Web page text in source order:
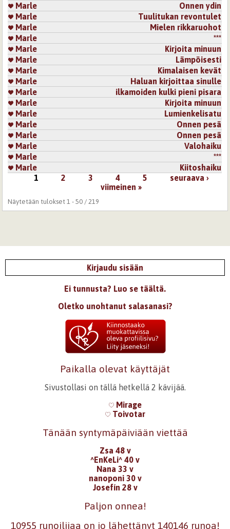
Marle
Onnen ydin
Marle
Tuulitukan revontulet
Marle
Mielen rikkaruohot
Marle
***
Marle
Kirjoita minuun
Marle
Lämpöisesti
Marle
Kimalaisen kevät
Marle
Haluan kirjoittaa sinulle
Marle
ilkamoiden kulki pieni pisara
Marle
Kirjoita minuun
Marle
Lumienkelisatu
Marle
Onnen pesä
Marle
Onnen pesä
Marle
Valohaiku
Marle
***
Marle
Kiitoshaiku
1 2 3 4 5
seuraava ›
viimeinen »
Näytetään tulokset 1 - 50 / 219
Kirjaudu sisään
Ei tunnusta? Luo se täältä.
Oletko unohtanut salasanasi?
Paikalla olevat käyttäjät
Sivustollasi on tällä hetkellä 2 kävijää.
Mirage
Toivotar
Tänään syntymäpäiviään viettää
Zsa 48 v
^EnKeLi^ 40 v
Nana 33 v
nanoponi 30 v
Josefín 28 v
Paljon onnea!
10955 runoilijaa on jo lähettänyt 140146 runoa!